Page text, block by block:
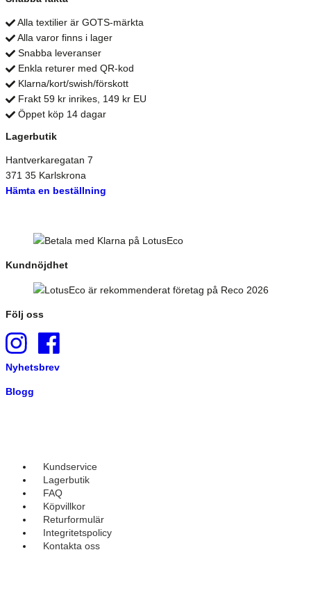
Alla textilier är GOTS-märkta
Alla varor finns i lager
Snabba leveranser
Enkla returer med QR-kod
Klarna/kort/swish/förskott
Frakt 59 kr inrikes, 149 kr EU
Öppet köp 14 dagar
Lagerbutik
Hantverkaregatan 7
371 35 Karlskrona
Hämta en beställning
Kundnöjdhet
Följ oss
Nyhetsbrev
Blogg
Kundservice
Lagerbutik
FAQ
Köpvillkor
Returformulär
Integritetspolicy
Kontakta oss